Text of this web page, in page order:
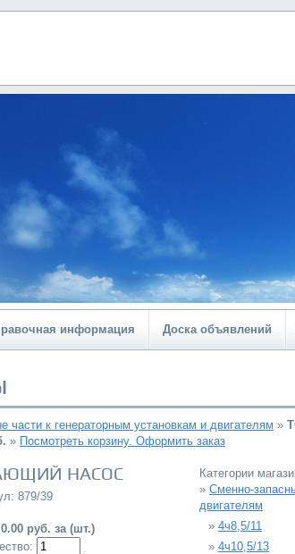
информация Доска объявлений
части к генераторным установкам и двигателям »
» Посмотреть корзину. Оформить заказ
НАСОС
879/39
0.00 руб. за (шт.)
Категории
» Сменно-
двигателям
» 4ч8,5/11
» 4ч10,5/13